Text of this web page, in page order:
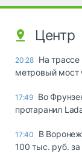
Центр
20:28 На
метровый мост
17:49 Во
протаранил
17:40
В
100 тыс. руб.